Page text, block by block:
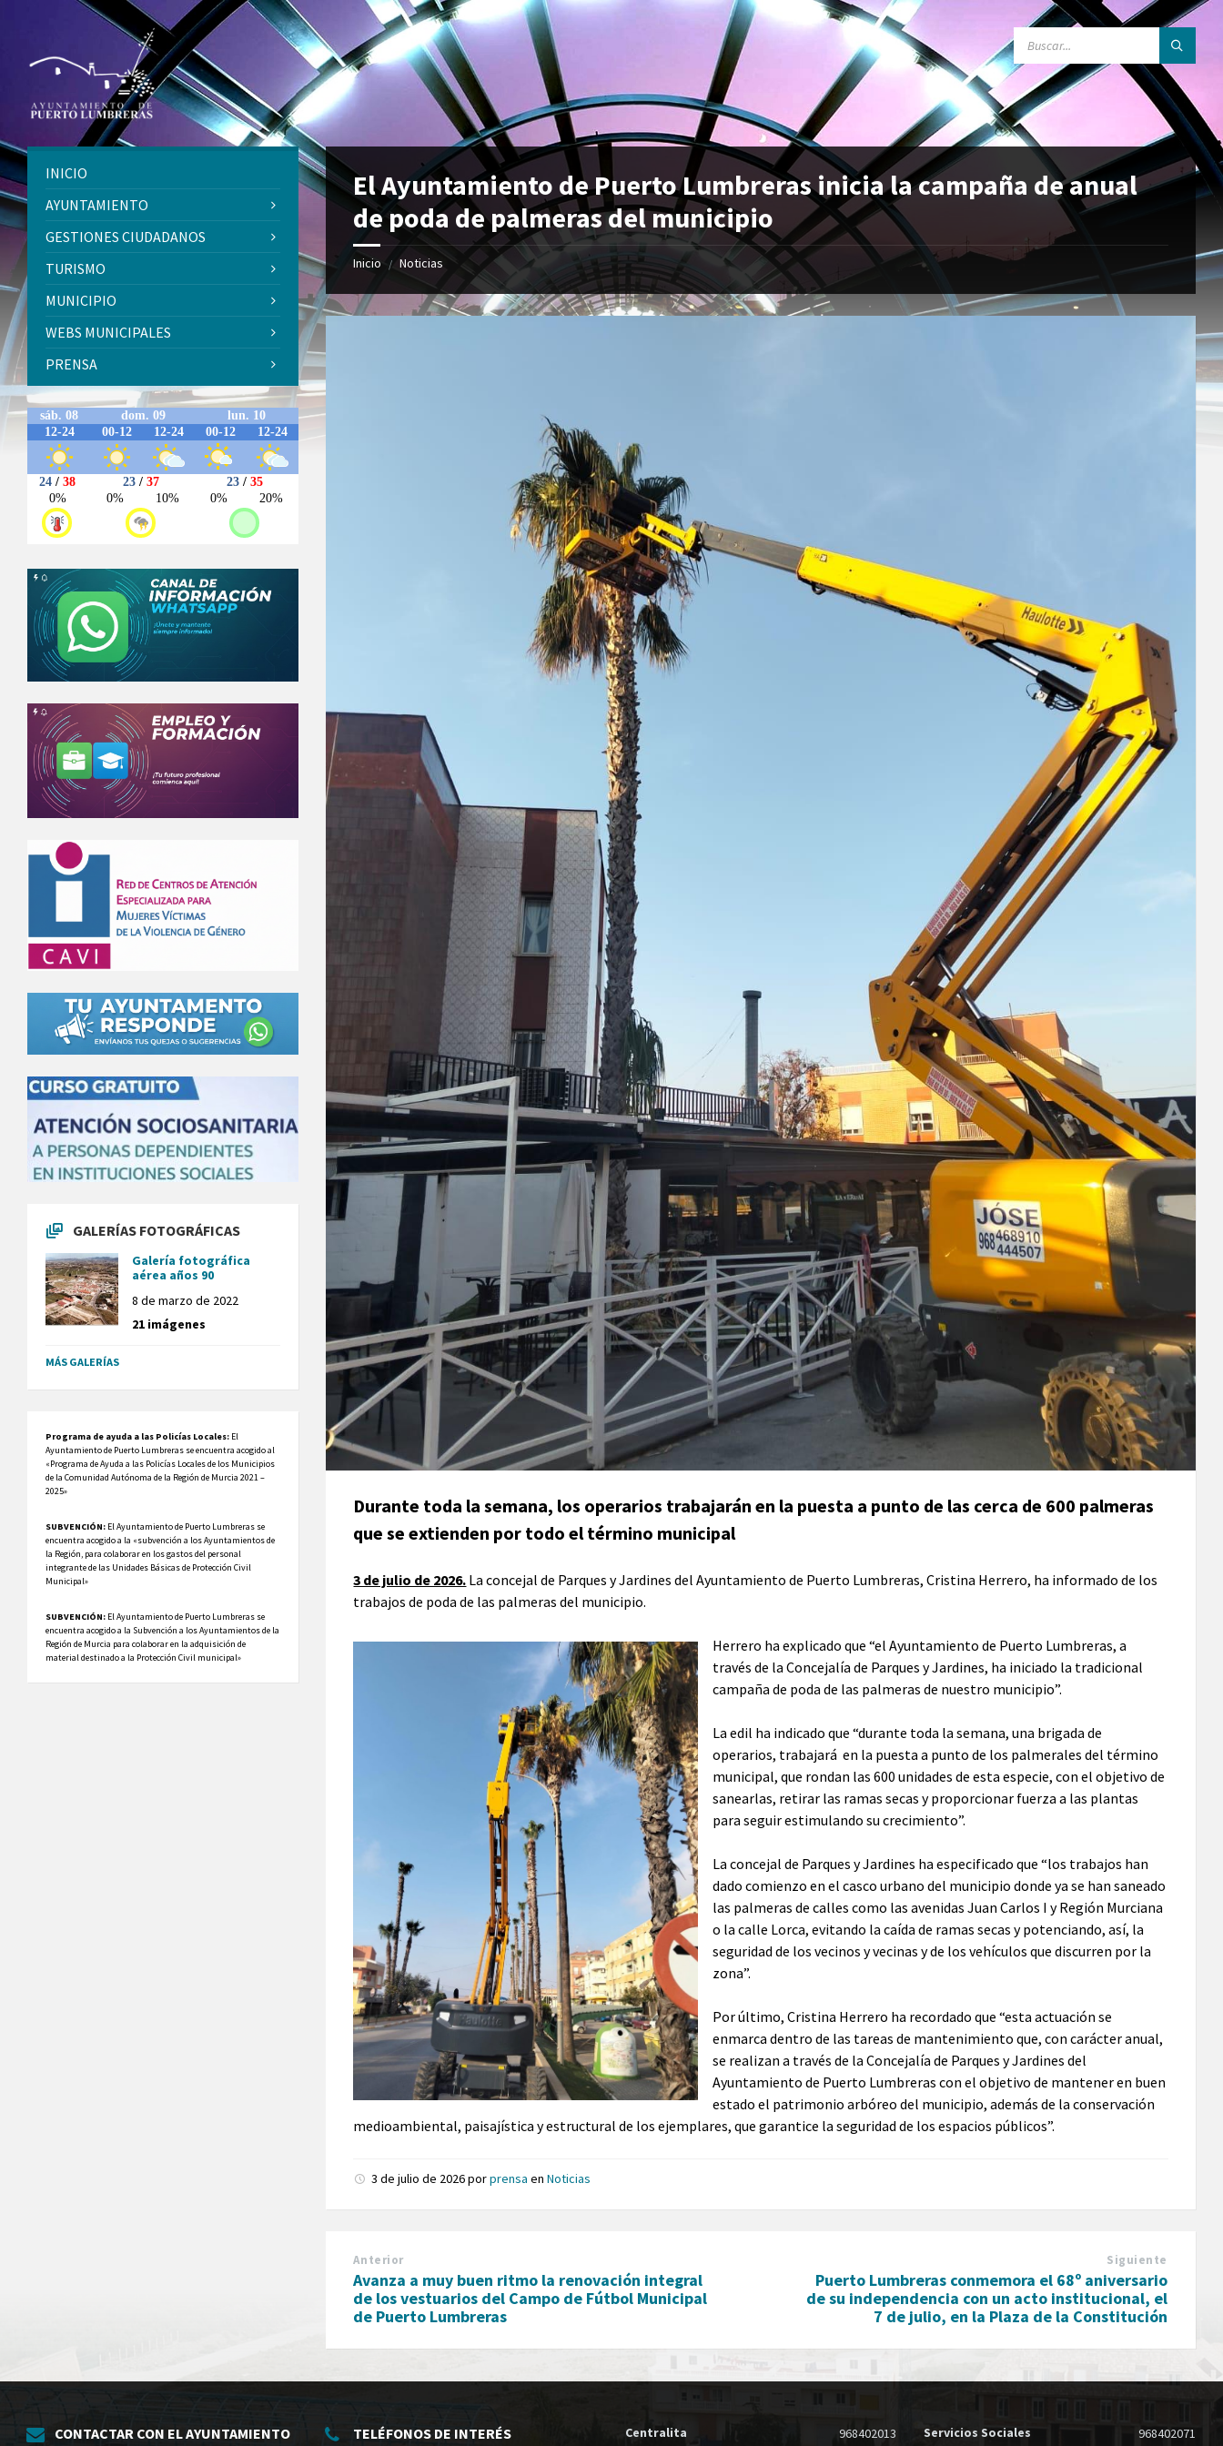
sidebar
BUSCAR:
El Ayuntamiento de Puerto Lumbreras inicia la campaña de anual
de poda de palmeras del municipio
Inicio / Noticias
Durante toda la semana, los operarios trabajarán en la puesta a punto de las cerca de 600 palmeras
que se extienden por todo el término municipal
3 de julio de 2026. La concejal de Parques y Jardines del Ayuntamiento de Puerto Lumbreras, Cristina Herrero, ha informado de los
trabajos de poda de las palmeras del municipio.
Herrero ha explicado que “el Ayuntamiento de Puerto Lumbreras, a
través de la Concejalía de Parques y Jardines, ha iniciado la tradicional
campaña de poda de las palmeras de nuestro municipio”.
La edil ha indicado que “durante toda la semana, una brigada de
operarios, trabajará en la puesta a punto de los palmerales del término
municipal, que rondan las 600 unidades de esta especie, con el objetivo de
sanearlas, retirar las ramas secas y proporcionar fuerza a las plantas
para seguir estimulando su crecimiento”.
La concejal de Parques y Jardines ha especificado que “los trabajos han
dado comienzo en el casco urbano del municipio donde ya se han saneado
las palmeras de calles como las avenidas Juan Carlos I y Región Murciana
o la calle Lorca, evitando la caída de ramas secas y potenciando, así, la
seguridad de los vecinos y vecinas y de los vehículos que discurren por la
zona”.
Por último, Cristina Herrero ha recordado que “esta actuación se
enmarca dentro de las tareas de mantenimiento que, con carácter anual,
se realizan a través de la Concejalía de Parques y Jardines del
Ayuntamiento de Puerto Lumbreras con el objetivo de mantener en buen
estado el patrimonio arbóreo del municipio, además de la conservación
medioambiental, paisajística y estructural de los ejemplares, que garantice la seguridad de los espacios públicos”.
3 de julio de 2026porprensa enNoticias
Anterior
Avanza a muy buen ritmo la renovación integral
de los vestuarios del Campo de Fútbol Municipal
de Puerto Lumbreras
Siguiente
Puerto Lumbreras conmemora el 68º aniversario
de su independencia con un acto institucional, el
7 de julio, en la Plaza de la Constitución
INICIO
AYUNTAMIENTO
GESTIONES CIUDADANOS
TURISMO
MUNICIPIO
WEBS MUNICIPALES
PRENSA
GALERÍAS FOTOGRÁFICAS
Galería fotográfica
aérea años 90
8 de marzo de 2022
21 imágenes
MÁS GALERÍAS
Programa de ayuda a las Policías Locales: El
Ayuntamiento de Puerto Lumbreras se encuentra acogido al
«Programa de Ayuda a las Policías Locales de los Municipios
de la Comunidad Autónoma de la Región de Murcia 2021 –
2025»
SUBVENCIÓN: El Ayuntamiento de Puerto Lumbreras se
encuentra acogido a la «subvención a los Ayuntamientos de
la Región, para colaborar en los gastos del personal
integrante de las Unidades Básicas de Protección Civil
Municipal»
SUBVENCIÓN: El Ayuntamiento de Puerto Lumbreras se
encuentra acogido a la Subvención a los Ayuntamientos de la
Región de Murcia para colaborar en la adquisición de
material destinado a la Protección Civil municipal»
CONTACTAR CON EL AYUNTAMIENTO TELÉFONOS DE INTERÉS Centralita 968402013 Servicios Sociales 968402071